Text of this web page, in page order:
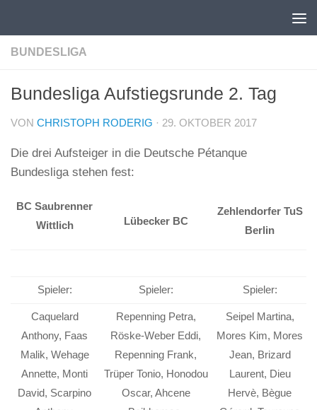
BUNDESLIGA
Bundesliga Aufstiegsrunde 2. Tag
VON CHRISTOPH RODERIG · 29. OKTOBER 2017
Die drei Aufsteiger in die Deutsche Pétanque
Bundesliga stehen fest:
BC Saubrenner
Wittlich
Lübecker BC
Zehlendorfer TuS
Berlin
Spieler: Spieler: Spieler:
Caquelard
Anthony, Faas
Malik, Wehage
Annette, Monti
David, Scarpino
Repenning Petra,
Röske-Weber Eddi,
Repenning Frank,
Trüper Tonio, Honodou
Oscar, Ahcene
Seipel Martina,
Mores Kim, Mores
Jean, Brizard
Laurent, Dieu
Hervè, Bègue